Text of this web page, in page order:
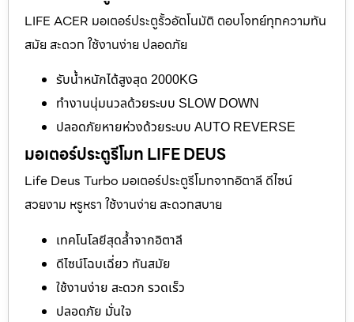
LIFE ACER มอเตอร์ประตูรั้วอัตโนมัติ ตอบโจทย์ทุกความทัน
สมัย สะดวก ใช้งานง่าย ปลอดภัย
รับน้ำหนักได้สูงสุด 2000KG
ทำงานนุ่มนวลด้วยระบบ SLOW DOWN
ปลอดภัยหายห่วงด้วยระบบ AUTO REVERSE
มอเตอร์ประตูรีโมท LIFE DEUS
Life Deus Turbo มอเตอร์ประตูรีโมทจากอิตาลี ดีไซน์
สวยงาม หรูหรา ใช้งานง่าย สะดวกสบาย
เทคโนโลยีสุดล้ำจากอิตาลี
ดีไซน์โฉบเฉี่ยว ทันสมัย
ใช้งานง่าย สะดวก รวดเร็ว
ปลอดภัย มั่นใจ